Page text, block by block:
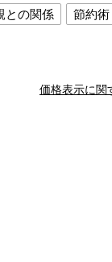
との関係
節約術
夫との関係
新津春
価格表示に関